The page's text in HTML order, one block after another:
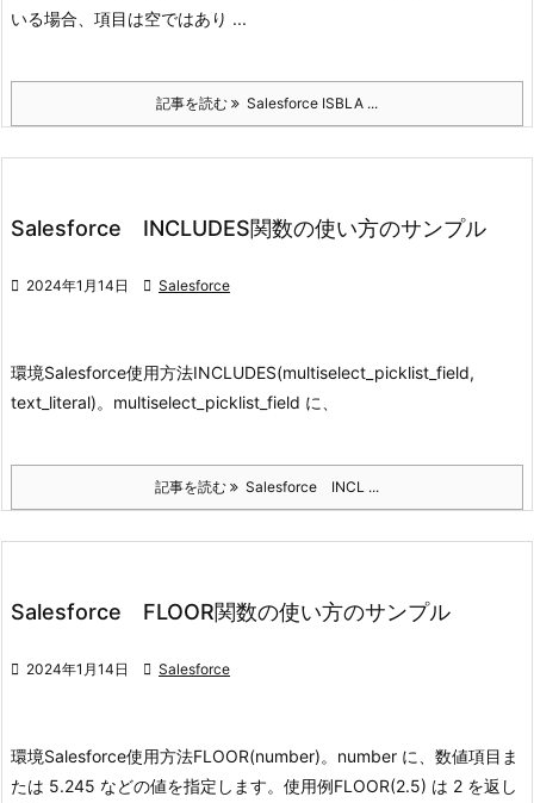
いる場合、項目は空ではあり ...
記事を読む Salesforce ISBLA ...
Salesforce INCLUDES関数の使い方のサンプル
 2024年1月14日  Salesforce
環境Salesforce使用方法INCLUDES(multiselect_picklist_field,
text_literal)。multiselect_picklist_field に、
記事を読む Salesforce INCL ...
Salesforce FLOOR関数の使い方のサンプル
 2024年1月14日  Salesforce
環境Salesforce使用方法FLOOR(number)。number に、数値項目ま
たは 5.245 などの値を指定します。 使用例FLOOR(2.5) は 2 を返し